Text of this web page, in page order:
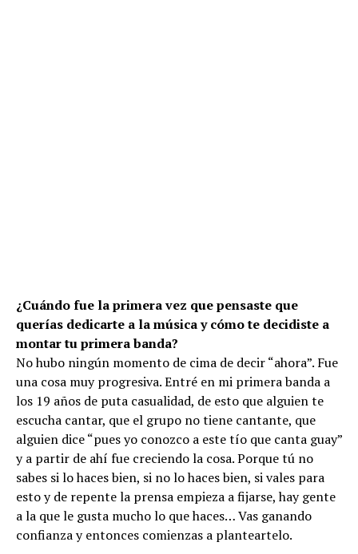
¿Cuándo fue la primera vez que pensaste que
querías dedicarte a la música y cómo te decidiste a
montar tu primera banda?
No hubo ningún momento de cima de decir “ahora”. Fue
una cosa muy progresiva. Entré en mi primera banda a
los 19 años de puta casualidad, de esto que alguien te
escucha cantar, que el grupo no tiene cantante, que
alguien dice “pues yo conozco a este tío que canta guay”
y a partir de ahí fue creciendo la cosa. Porque tú no
sabes si lo haces bien, si no lo haces bien, si vales para
esto y de repente la prensa empieza a fijarse, hay gente
a la que le gusta mucho lo que haces… Vas ganando
confianza y entonces comienzas a planteartelo.